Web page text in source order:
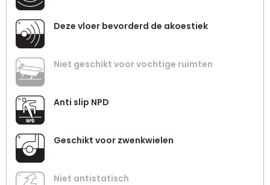
Deze vloer bevorderd de akoestiek
Niet geschikt voor vochtige ruimten
Anti slip NPD
Geschikt voor zwenkwielen
Niet antistatisch